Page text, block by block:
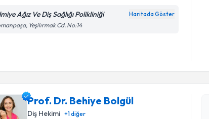
Ağız Ve Diş Sağlığı Polikliniği Haritada Göster
Yeşilırmak Cd. No:14
Prof. Dr. Behiye Bolgül
Diş Hekimi +1diğer